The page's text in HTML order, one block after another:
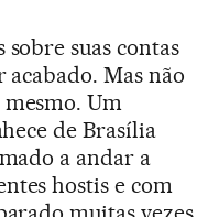
suas contas
Mas não
Um
de Brasília
a andar a
hostis e com